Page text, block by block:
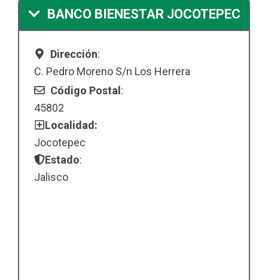
BANCO BIENESTAR JOCOTEPEC
Dirección:
C. Pedro Moreno S/n Los Herrera
Código Postal:
45802
Localidad:
Jocotepec
Estado:
Jalisco